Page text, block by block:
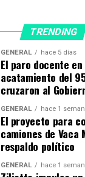
explicó en
susto. “Nos
a nuestros hijos a
Y remató:
niños estaban
TRENDING
GENERAL hace 5 días
El paro docente
acatamiento del
cruzaron al
GENERAL hace 1
El proyecto para
camiones de Vaca
respaldo político
GENERAL hace 1